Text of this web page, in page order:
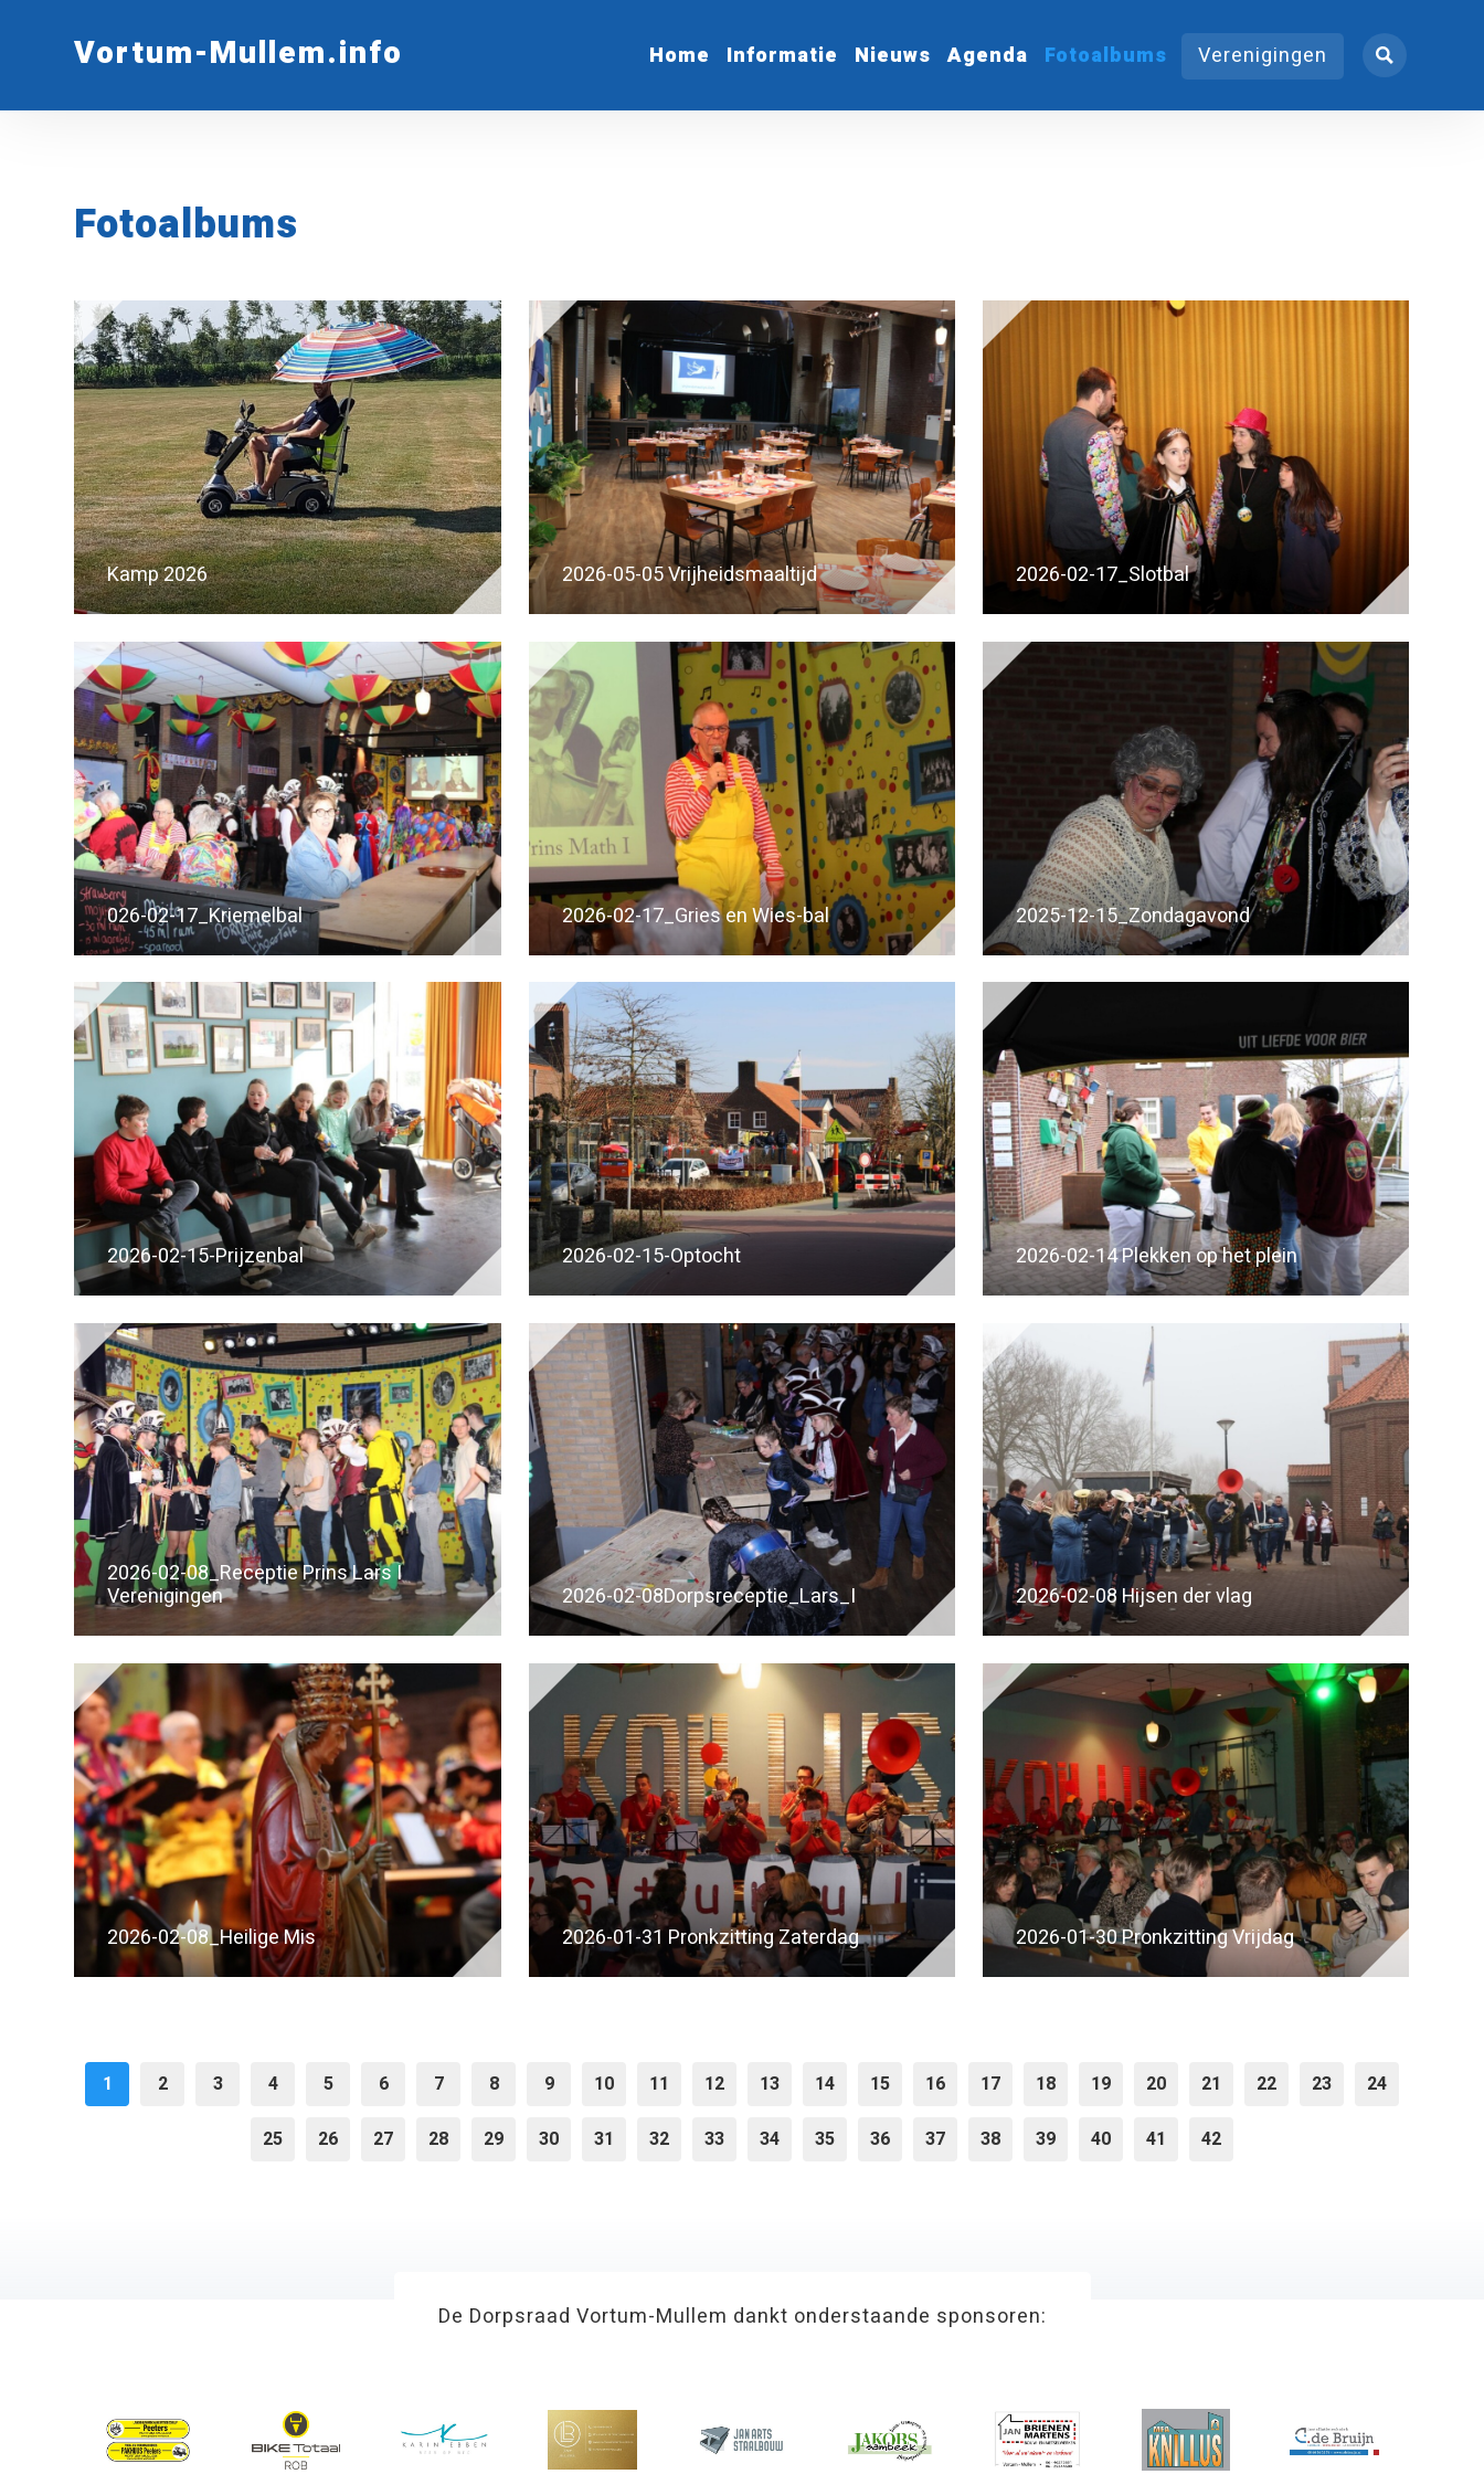
Vortum-Mullem.info Home Informatie Nieuws Agenda Fotoalbums Verenigingen
Fotoalbums
Kamp 2026 2026-05-05 Vrijheidsmaaltijd 2026-02-17_Slotbal
026-02-17_Kriemelbal 2026-02-17_Gries en Wies-bal 2025-12-15_Zondagavond
2026-02-15-Prijzenbal 2026-02-15-Optocht 2026-02-14 Plekken op het plein
2026-02-08_Receptie Prins Lars I
Verenigingen 2026-02-08Dorpsreceptie_Lars_I 2026-02-08 Hijsen der vlag
2026-02-08_Heilige Mis 2026-01-31 Pronkzitting Zaterdag 2026-01-30 Pronkzitting Vrijdag
1 2 3 4 5 6 7 8 9 10 11 12 13 14 15 16 17 18 19 20 21 22 23 24
25 26 27 28 29 30 31 32 33 34 35 36 37 38 39 40 41 42
De Dorpsraad Vortum-Mullem dankt onderstaande sponsoren: